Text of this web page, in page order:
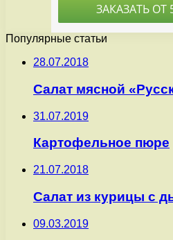
Популярные статьи
28.07.2018
Салат мясной
31.07.2019
Картофельное пюре
21.07.2018
Салат из курицы с
09.03.2019